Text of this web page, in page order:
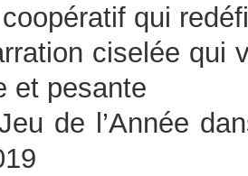
qui
ciselée qui
et pesante
de l’Année